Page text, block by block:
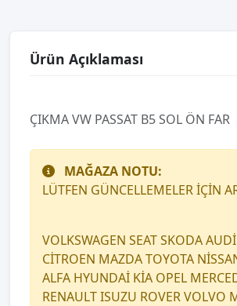
Ürün Açıklaması
ÇIKMA VW PASSAT B5 SOL ÖN FAR
MAĞAZA NOTU:
LÜTFEN GÜNCELLEMELER İÇİN
VOLKSWAGEN SEAT SKODA
CİTROEN MAZDA TOYOTA
ALFA HYUNDAİ KİA OPEL
RENAULT ISUZU ROVER VOLVO